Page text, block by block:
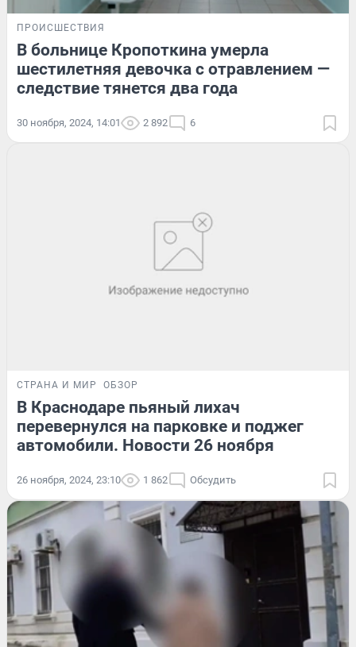
ПРОИСШЕСТВИЯ
В больнице Кропоткина умерла
шестилетняя девочка с отравлением —
следствие тянется два года
30 ноября, 2024, 14:01 2 892 6
СТРАНА И МИР ОБЗОР
В Краснодаре пьяный лихач
перевернулся на парковке и поджег
автомобили. Новости 26 ноября
26 ноября, 2024, 23:10 1 862 Обсудить